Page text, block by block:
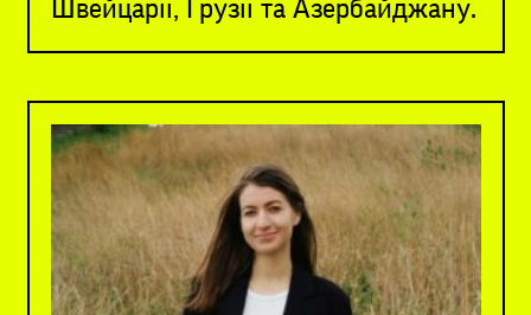
Швейцарії, Грузії та Азербайджану.